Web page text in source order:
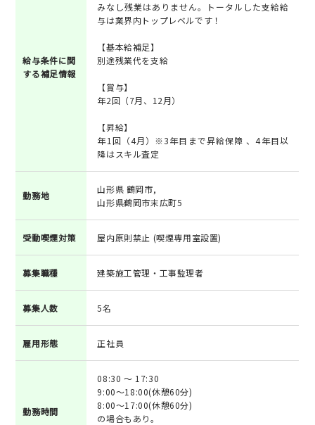
給与条件に関
する補足情報
みなし残業はありません。トータルした支給給
与は業界内トップレベルです！
【基本給補足】
別途残業代を支給
【賞与】
年2回（7月、12月）
【昇給】
年1回（4月）※3年目まで昇給保障 、4年目以
降はスキル査定
勤務地
山形県 鶴岡市,
山形県鶴岡市末広町5
受動喫煙対策 屋内原則禁止 (喫煙専用室設置)
募集職種 建築施工管理・工事監理者
募集人数 5名
雇用形態 正社員
勤務時間
08:30 ～ 17:30
9:00～18:00(休憩60分)
8:00～17:00(休憩60分)
の場合もあり。